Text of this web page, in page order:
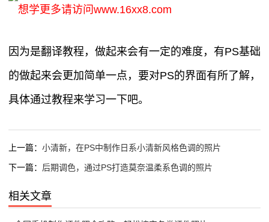
想学更多请访问www.16xx8.com
因为是翻译教程，做起来会有一定的难度，有PS基础
的做起来会更加简单一点，要对PS的界面有所了解，
具体通过教程来学习一下吧。
上一篇： 小清新，在PS中制作日系小清新风格色调的照片
下一篇： 后期调色，通过PS打造莫奈温柔系色调的照片
相关文章